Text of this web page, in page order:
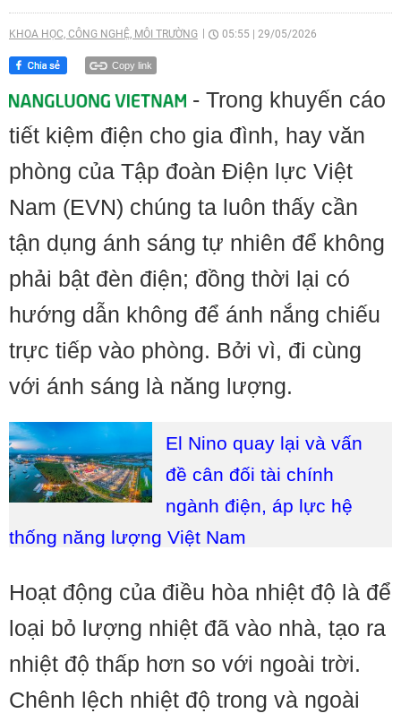
KHOA HỌC, CÔNG NGHỆ, MÔI TRƯỜNG 05:55 29/05/2026
Copy link
- Trong khuyến cáo
tiết kiệm điện cho gia đình, hay văn
phòng của Tập đoàn Điện lực Việt
Nam (EVN) chúng ta luôn thấy cần
tận dụng ánh sáng tự nhiên để không
phải bật đèn điện; đồng thời lại có
hướng dẫn không để ánh nắng chiếu
trực tiếp vào phòng. Bởi vì, đi cùng
với ánh sáng là năng lượng.
El Nino quay lại và vấn
đề cân đối tài chính
ngành điện, áp lực hệ
thống năng lượng Việt Nam
Hoạt động của điều hòa nhiệt độ là để
loại bỏ lượng nhiệt đã vào nhà, tạo ra
nhiệt độ thấp hơn so với ngoài trời.
Chênh lệch nhiệt độ trong và ngoài